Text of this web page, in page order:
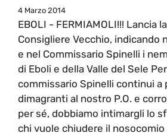
4 Marzo 2014
EBOLI - FERMIAMOLI!!! Lancia
Consigliere Vecchio, indicando
e nel Commissario Spinelli i
di Eboli e della Valle del Sele
commissario Spinelli continui a
dimagranti al nostro P.O. e
per sé, dobbiamo intimargli lo
chi vuole chiudere il nosocomio